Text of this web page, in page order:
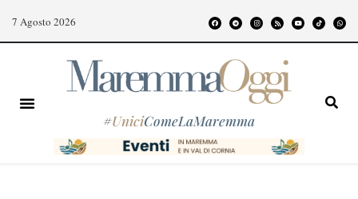
7 Agosto 2026
#UniciComeLaMaremma